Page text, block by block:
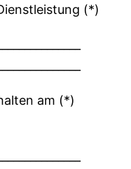
(*)
am (*)